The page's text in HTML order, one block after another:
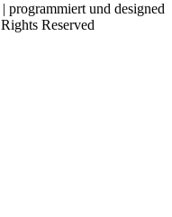
und designed
Reserved